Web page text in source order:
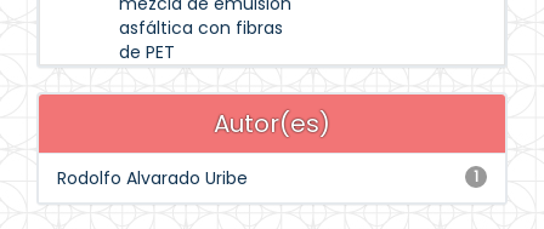
asfáltica con fibras
de PET
Autor(es)
1
Rodolfo Alvarado Uribe